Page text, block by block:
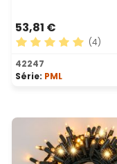
53,81 €
Note moyenne de
(4)
42247
Série: PML